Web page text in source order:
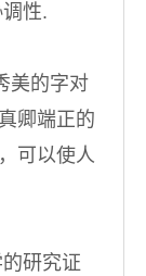
性.
美的字对
卿端正的
可以使人
研究证